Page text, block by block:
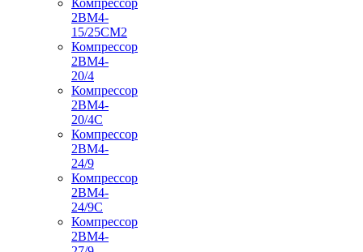
2ВМ4-
15/25СМ2
Компрессор
2ВМ4-
20/4
Компрессор
2ВМ4-
20/4С
Компрессор
2ВМ4-
24/9
Компрессор
2ВМ4-
24/9С
Компрессор
2ВМ4-